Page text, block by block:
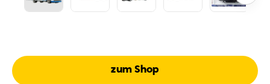
zum Shop